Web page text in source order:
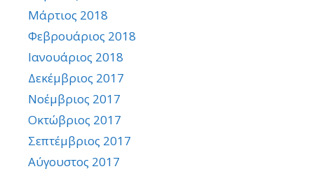
Μάρτιος 2018
Φεβρουάριος 2018
Ιανουάριος 2018
Δεκέμβριος 2017
Νοέμβριος 2017
Οκτώβριος 2017
Σεπτέμβριος 2017
Αύγουστος 2017